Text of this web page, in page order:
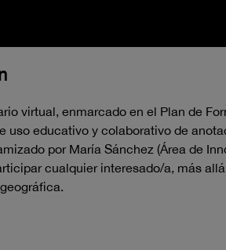
virtual, enmarcado en el Plan de
uso educativo y colaborativo de
por María Sánchez (Área de
cualquier interesado/a, más